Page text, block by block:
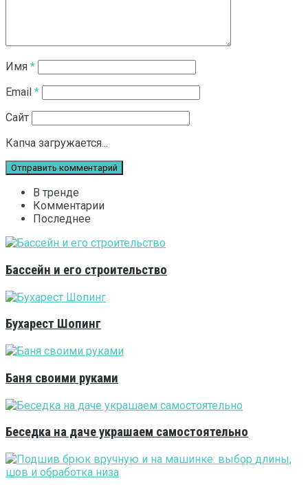
Имя *
Email *
Сайт
Капча загружается...
В тренде
Комментарии
Последнее
Бассейн и его строительство
Бухарест Шопинг
Баня своими руками
Беседка на даче украшаем самостоятельно